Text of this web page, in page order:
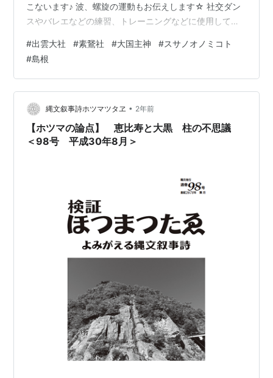
こないます♪ 波、螺旋の運動もお伝えします☆ 社交ダン
スやバレエなどの練習、トレーニングなどに使用してい
ります♪ ※1時間600円～ 『社交ダンス人気ブログランキ
ング』は皆様の応援が頼りです！ 励みになりますので、
一日一回こちらのバナーをクリックして応援お願いいた
しますm(_ _)m 「平和そば」さんのところまでで終わっ
てしまった前回。 aviddance.hatebl…
#出雲大社 #素鵞社 #大国主神 #スサノオノミコト
#島根
縄文叙事詩ホツマツタヱ • 2年前
【ホツマの論点】 恵比寿と大黒 柱の不思議
＜98号 平成30年8月＞